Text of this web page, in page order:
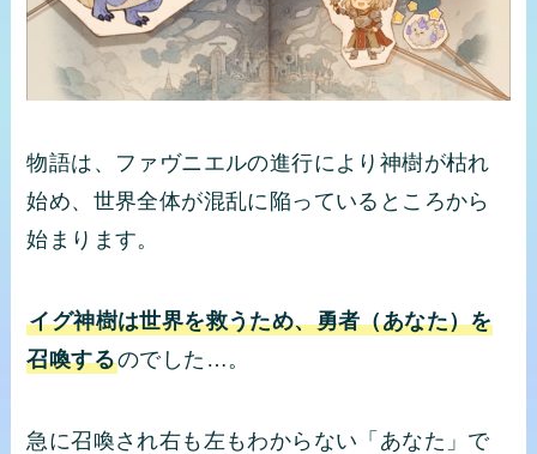
物語は、ファヴニエルの進行により神樹が枯れ
始め、世界全体が混乱に陥っているところから
始まります。
イグ神樹は世界を救うため、勇者（あなた）を
召喚するのでした…。
急に召喚され右も左もわからない「あなた」で